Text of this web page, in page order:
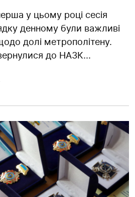
у цьому році сесія
денному були важливі
долі метрополітену.
до НАЗК...